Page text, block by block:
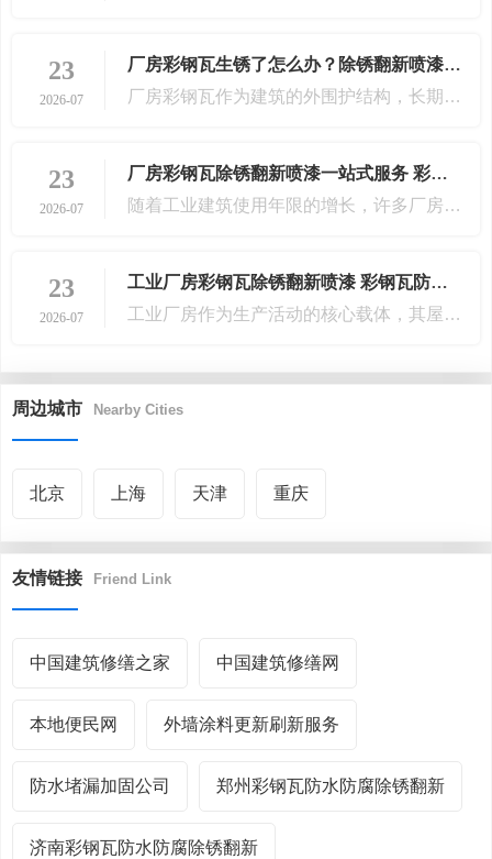
23
2026-07
厂房彩钢瓦生锈了怎么办？除锈翻新喷漆施工全攻略
厂房彩钢瓦作为建筑的外围护结构，长期经受风吹日晒、雨雪侵蚀，极易出现生锈腐蚀现象。若不及时处理，不仅影响厂房外观，更会导致漏水甚至结构安
23
2026-07
厂房彩钢瓦除锈翻新喷漆一站式服务 彩钢瓦翻新工程承包商
随着工业建筑使用年限的增长，许多厂房的屋面彩钢瓦长期暴露在自然环境中，经受风吹雨打、日晒雨淋及工业大气的侵蚀，逐渐出现锈蚀、涂层剥落甚至
23
2026-07
工业厂房彩钢瓦除锈翻新喷漆 彩钢瓦防腐翻新质保服务
工业厂房作为生产活动的核心载体，其屋面与墙面通常采用彩钢瓦进行覆盖。然而，长期暴露于风吹日晒、雨水侵蚀及工业废气环境中，彩钢瓦极易出现锈
周边城市 Nearby Cities
北京 上海 天津 重庆
友情链接 Friend Link
中国建筑修缮之家 中国建筑修缮网
本地便民网 外墙涂料更新刷新服务
防水堵漏加固公司 郑州彩钢瓦防水防腐除锈翻新
济南彩钢瓦防水防腐除锈翻新